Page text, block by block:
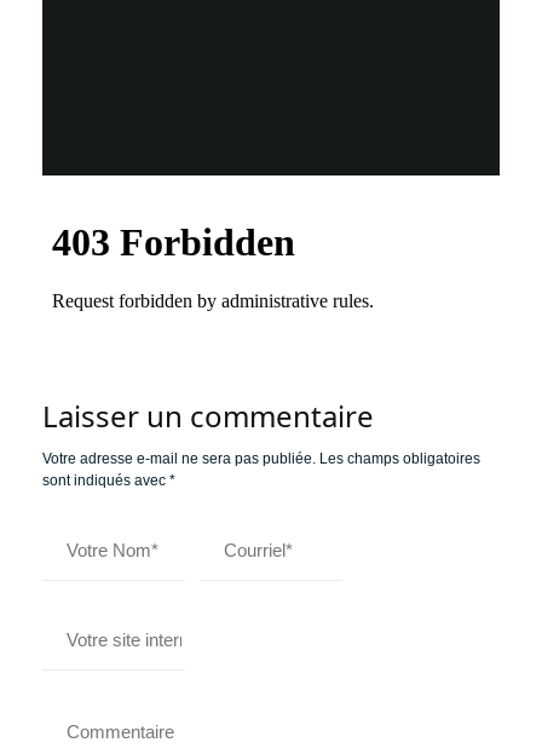
Laisser un commentaire
Votre adresse e-mail ne sera pas publiée. Les champs obligatoires
sont indiqués avec *